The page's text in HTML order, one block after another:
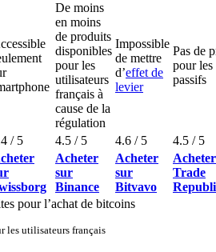
De moins
en moins
de produits
disponibles
pour les
utilisateurs
français à
cause de la
régulation
Impossible
de mettre
d’effet de
levier
Pas de
pour les
passifs
/ 5 4.5 / 5 4.6 / 5
4.5 / 5
Acheter
sur
Binance
Acheter
sur
Bitvavo
Trade
pour l’achat de bitcoins
les utilisateurs français